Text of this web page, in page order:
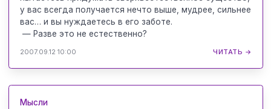
у вас всегда получается нечто выше, мудрее, сильнее
вас… и вы нуждаетесь в его заботе.
— Разве это не естественно?
2007.09.12 10:00 ЧИТАТЬ →
Мысли